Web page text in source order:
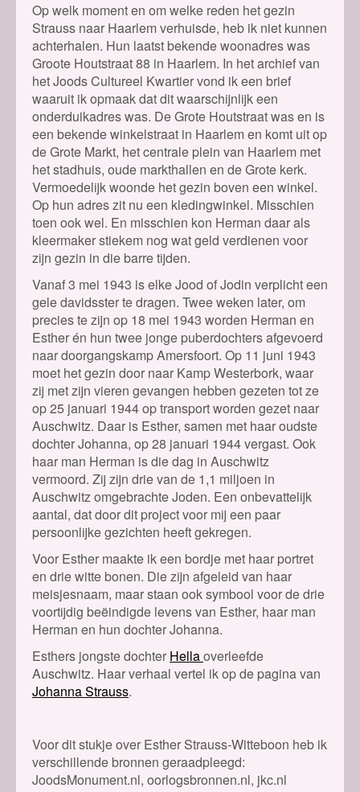
Op welk moment en om welke reden het gezin
Strauss naar Haarlem verhuisde, heb ik niet kunnen
achterhalen. Hun laatst bekende woonadres was
Groote Houtstraat 88 in Haarlem. In het archief van
het Joods Cultureel Kwartier vond ik een brief
waaruit ik opmaak dat dit waarschijnlijk een
onderduikadres was. De Grote Houtstraat was en is
een bekende winkelstraat in Haarlem en komt uit op
de Grote Markt, het centrale plein van Haarlem met
het stadhuis, oude markthallen en de Grote kerk.
Vermoedelijk woonde het gezin boven een winkel.
Op hun adres zit nu een kledingwinkel. Misschien
toen ook wel. En misschien kon Herman daar als
kleermaker stiekem nog wat geld verdienen voor
zijn gezin in die barre tijden.
Vanaf 3 mei 1943 is elke Jood of Jodin verplicht een
gele davidsster te dragen. Twee weken later, om
precies te zijn op 18 mei 1943 worden Herman en
Esther én hun twee jonge puberdochters afgevoerd
naar doorgangskamp Amersfoort. Op 11 juni 1943
moet het gezin door naar Kamp Westerbork, waar
zij met zijn vieren gevangen hebben gezeten tot ze
op 25 januari 1944 op transport worden gezet naar
Auschwitz. Daar is Esther, samen met haar oudste
dochter Johanna, op 28 januari 1944 vergast. Ook
haar man Herman is die dag in Auschwitz
vermoord. Zij zijn drie van de 1,1 miljoen in
Auschwitz omgebrachte Joden. Een onbevattelijk
aantal, dat door dit project voor mij een paar
persoonlijke gezichten heeft gekregen.
Voor Esther maakte ik een bordje met haar portret
en drie witte bonen. Die zijn afgeleid van haar
meisjesnaam, maar staan ook symbool voor de drie
voortijdig beëindigde levens van Esther, haar man
Herman en hun dochter Johanna.
Esthers jongste dochter Hellaoverleefde
Auschwitz. Haar verhaal vertel ik op de pagina van
Johanna Strauss.
Voor dit stukje over Esther Strauss-Witteboon heb ik
verschillende bronnen geraadpleegd:
JoodsMonument.nl, oorlogsbronnen.nl, jkc.nl